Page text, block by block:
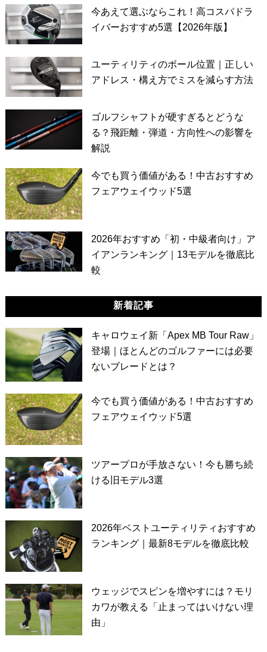
今あえて選ぶならこれ！高コスパドラ
イバーおすすめ5選【2026年版】
ユーティリティのボール位置｜正しい
アドレス・構え方でミスを減らす方法
ゴルフシャフトが硬すぎるとどうな
る？飛距離・弾道・方向性への影響を
解説
今でも買う価値がある！中古おすすめ
フェアウェイウッド5選
2026年おすすめ「初・中級者向け」ア
イアンランキング｜13モデルを徹底比
較
新着記事
キャロウェイ新「Apex MB Tour Raw」
登場｜ほとんどのゴルファーには必要
ないブレードとは？
今でも買う価値がある！中古おすすめ
フェアウェイウッド5選
ツアープロが手放さない！今も勝ち続
ける旧モデル3選
2026年ベストユーティリティおすすめ
ランキング｜最新8モデルを徹底比較
ウェッジでスピンを増やすには？モリ
カワが教える「止まってはいけない理
由」